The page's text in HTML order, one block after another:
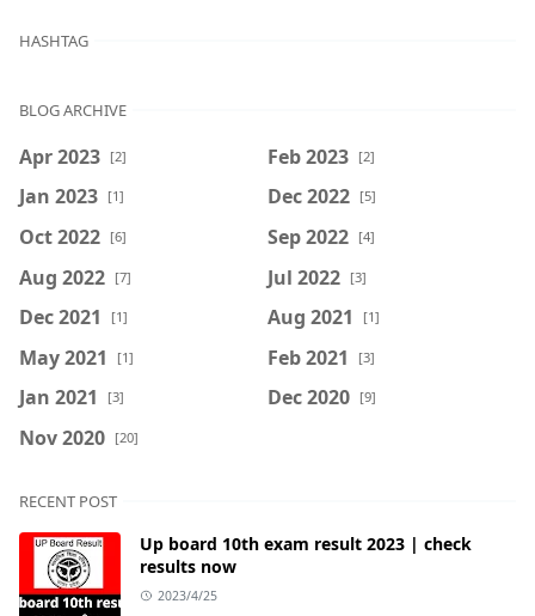
HASHTAG
BLOG ARCHIVE
Apr 2023 [2] Feb 2023 [2]
Jan 2023 [1] Dec 2022 [5]
Oct 2022 [6] Sep 2022 [4]
Aug 2022 [7] Jul 2022 [3]
Dec 2021 [1] Aug 2021 [1]
May 2021 [1] Feb 2021 [3]
Jan 2021 [3] Dec 2020 [9]
Nov 2020 [20]
RECENT POST
Up board 10th exam result 2023 | check
results now
2023/4/25